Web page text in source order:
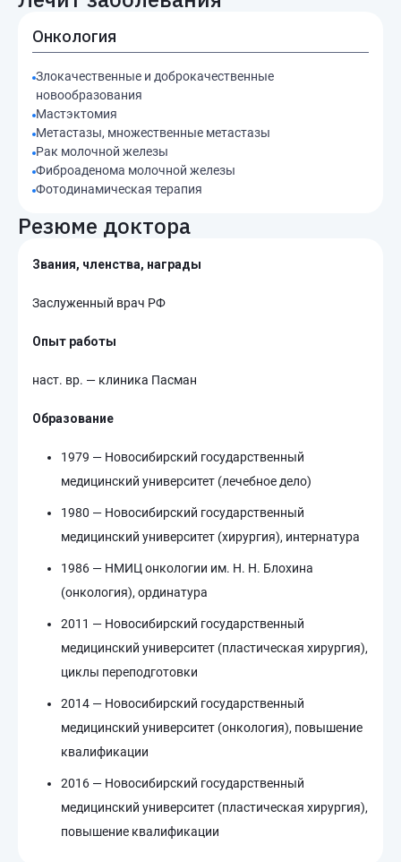
Онкология
Злокачественные и доброкачественные
новообразования
Мастэктомия
Метастазы, множественные метастазы
Рак молочной железы
Фиброаденома молочной железы
Фотодинамическая терапия
Резюме доктора
Звания, членства, награды
Заслуженный врач РФ
Опыт работы
наст. вр. — клиника Пасман
Образование
1979 — Новосибирский государственный
медицинский университет (лечебное дело)
1980 — Новосибирский государственный
медицинский университет (хирургия), интернатура
1986 — НМИЦ онкологии им. Н. Н. Блохина
(онкология), ординатура
2011 — Новосибирский государственный
медицинский университет (пластическая хирургия),
циклы переподготовки
2014 — Новосибирский государственный
медицинский университет (онкология), повышение
квалификации
2016 — Новосибирский государственный
медицинский университет (пластическая хирургия),
повышение квалификации